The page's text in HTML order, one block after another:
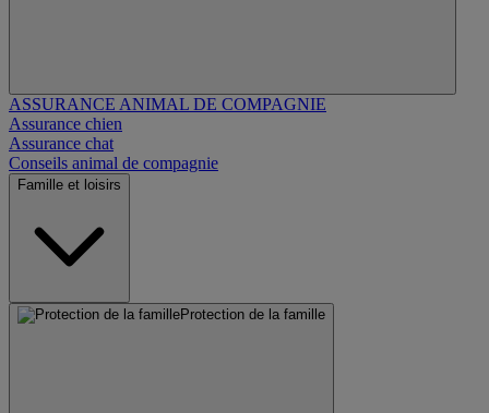
ASSURANCE ANIMAL DE COMPAGNIE
Assurance chien
Assurance chat
Conseils animal de compagnie
Famille et loisirs
Protection de la famille